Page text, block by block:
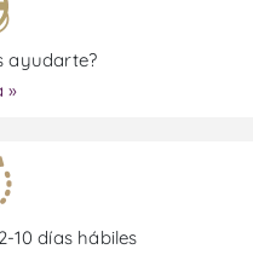
ayudarte?
»
10 días hábiles